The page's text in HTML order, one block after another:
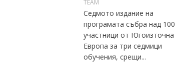
TEAM
Седмото издание на
програмата събра над 100
участници от Югоизточна
Европа за три седмици
обучения, срещи...